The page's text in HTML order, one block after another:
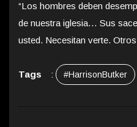
“Los hombres deben
de nuestra iglesia… Sus
usted. Necesitan verte.
Tags : #HarrisonButker